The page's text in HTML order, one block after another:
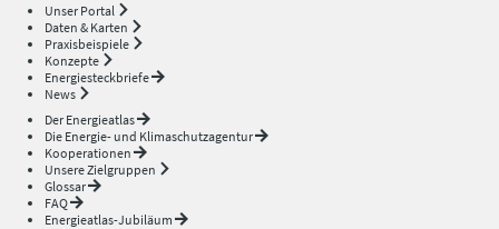
Unser Portal
Daten & Karten
Praxisbeispiele
Konzepte
Energiesteckbriefe
News
Der Energieatlas
Die Energie- und Klimaschutzagentur
Kooperationen
Unsere Zielgruppen
Glossar
FAQ
Energieatlas-Jubiläum